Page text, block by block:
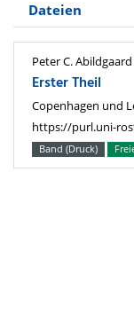
Dateien
Peter C. Abildgaard
Erster Theil
Copenhagen und
https://purl.uni-
Band (Druck)